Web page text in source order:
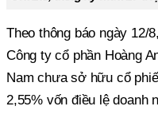
Theo thông báo ngày 12/
Công ty cổ phần Hoàng
Nam chưa sở hữu cổ
2,55% vốn điều lệ doanh